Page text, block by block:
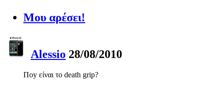
Μου αρέσει!
Alessio 28/08/2010
Ποy είναι το death grip?